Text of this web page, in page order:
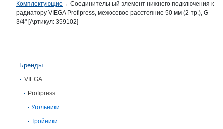
Комплектующие → Соединительный элемент нижнего подключения к
радиатору VIEGA Profipress, межосевое расстояние 50 мм (2-тр.), G
3/4" [Артикул: 359102]
Бренды
VIEGA
Profipress
Угольники
Тройники